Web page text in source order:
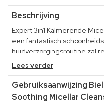
Beschrijving
Expert 3in1 Kalmerende
een fantastisch
huidverzorgingsroutine zal
Lees verder
Gebruiksaanwijzing
Soothing Micellar